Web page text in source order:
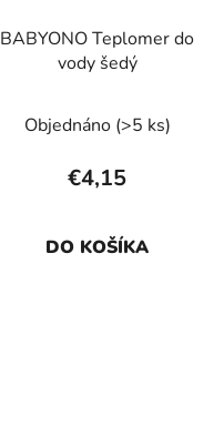
BABYONO Teplomer do
vody šedý
Objednáno (>5 ks)
€4,15
DO KOŠÍKA